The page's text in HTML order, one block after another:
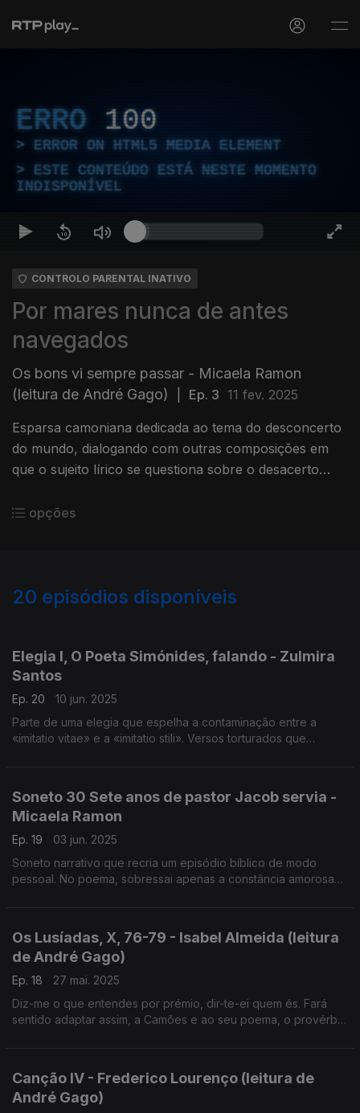
ERRO 100
ERROR ON HTML5 MEDIA ELEMENT
ESTE CONTEÚDO ESTÁ NESTE MOMENTO
INDISPONÍVEL
CONTROLO PARENTAL INATIVO
Por mares nunca de antes
navegados
Os bons vi sempre passar - Micaela Ramon
(leitura de André Gago)
Ep. 3 11 fev. 2025
Esparsa camoniana dedicada ao tema do desconcerto
do mundo, dialogando com outras composições em
que o sujeito lírico se questiona sobre o desacerto
vivenciada.
opções
20 episódios disponíveis
Elegia I, O Poeta Simónides, falando - Zulmira
Santos
Ep. 20
10 jun. 2025
Parte de uma elegia que espelha a contaminação entre a
«imitatio vitae» e a «imitatio stili». Versos torturados que
Soneto 30 Sete anos de pastor Jacob servia -
Micaela Ramon
Ep. 19
03 jun. 2025
Soneto narrativo que recria um episódio bíblico de modo
pessoal. No poema, sobressai apenas a constância amorosa
Os Lusíadas, X, 76-79 - Isabel Almeida (leitura
de André Gago)
Ep. 18
27 mai. 2025
Diz-me o que entendes por prémio, dir-te-ei quem és. Fará
sentido adaptar assim, a Camões e ao seu poema, o provérbio
Canção IV - Frederico Lourenço (leitura de
André Gago)